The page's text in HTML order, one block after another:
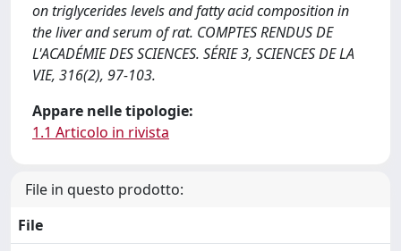
on triglycerides levels and fatty acid composition in
the liver and serum of rat. COMPTES RENDUS DE
L'ACADÉMIE DES SCIENCES. SÉRIE 3, SCIENCES DE LA
VIE, 316(2), 97-103.
Appare nelle tipologie:
1.1 Articolo in rivista
File in questo prodotto:
File